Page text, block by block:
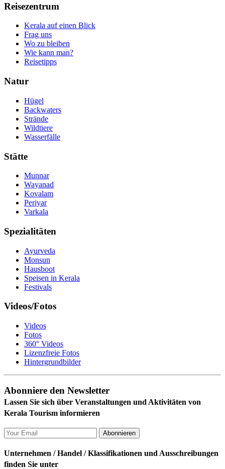
Reisezentrum
Kerala auf einen Blick
Frag uns
Wo zu bleiben
Wie kann man?
Reisetipps
Natur
Hügel
Backwaters
Strände
Wildtiere
Wasserfälle
Stätte
Munnar
Wayanad
Kovalam
Periyar
Varkala
Spezialitäten
Ayurveda
Monsun
Hausboot
Speisen in Kerala
Festivals
Videos/Fotos
Videos
Fotos
360° Videos
Lizenzfreie Fotos
Hintergrundbilder
Abonniere den Newsletter
Lassen Sie sich über Veranstaltungen und Aktivitäten von
Kerala Tourism informieren
Abonnieren
Unternehmen / Handel / Klassifikationen und Ausschreibungen
finden Sie unter